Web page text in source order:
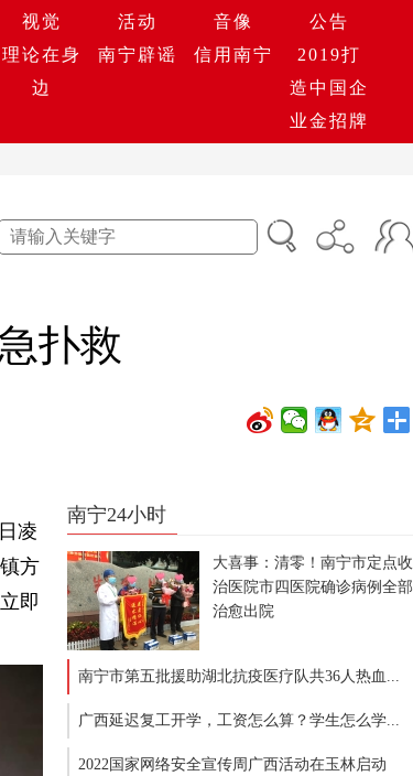
视觉 活动 音像
公告
理论在身
边
南宁辟谣 信用南宁
2019打
造中国企
业金招牌
扑救
凌
方
即
南宁24小时
大喜事：清零！南宁市定点收
治医院市四医院确诊病例全部
治愈出院
南宁市第五批援助湖北抗疫医疗队共36人热血...
广西延迟复工开学，工资怎么算？学生怎么学...
2022国家网络安全宣传周广西活动在玉林启动